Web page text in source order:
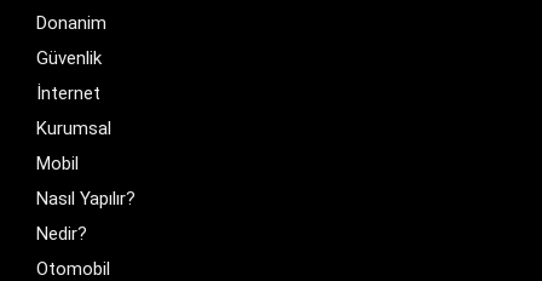
Donanim
Güvenlik
İnternet
Kurumsal
Mobil
Nasıl Yapılır?
Nedir?
Otomobil